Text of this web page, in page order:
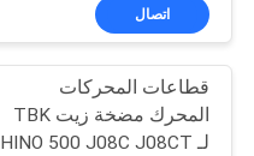
اتصال
قطاعات المحركات
المحرك مضخة زيت TBK
لـ HINO 500 J08C J08CT